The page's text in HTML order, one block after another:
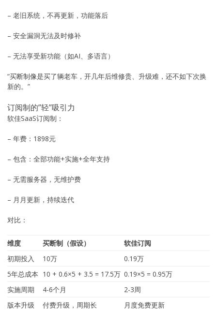
– 老旧系统，不再更新，功能落后
– 安全漏洞无法及时修补
– 无法享受新功能（如AI、多语言）
“买断制像是买了辆老车，开几年后维修贵、升级难，还不如下次换
新的。”
订阅制的”轻”吸引力
软佳SaaS订阅制：
– 年费：1898元
– 包含：全部功能+实施+全年支持
– 无需服务器，无维护费
– 月月更新，持续迭代
对比：
维度 买断制（假设）
软佳订阅
初期投入
10万
0.19万
5年总成本 10 + 0.6×5 + 3.5 = 17.5万 0.19×5 = 0.95万
实施周期
4-6个月
2-3周
版本升级
付费升级，周期长
月度免费更新